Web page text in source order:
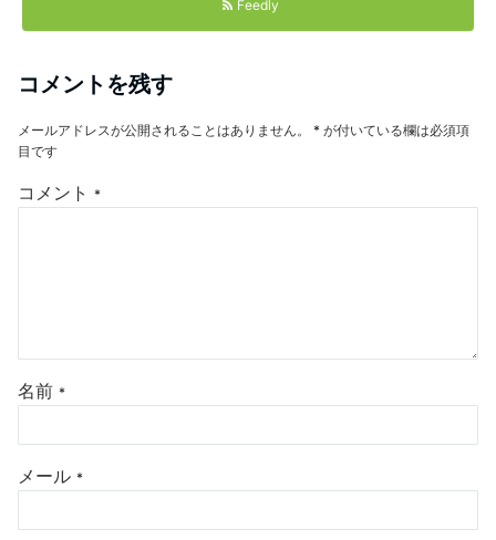
Feedly
コメントを残す
メールアドレスが公開されることはありません。 * が付いている欄は必須項
目です
コメント *
名前 *
メール *